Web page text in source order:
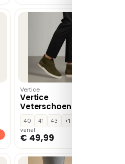
Vertice
Vertice
Veterschoenen groen
Suede
40 41 43
+1
vanaf
€ 49,99